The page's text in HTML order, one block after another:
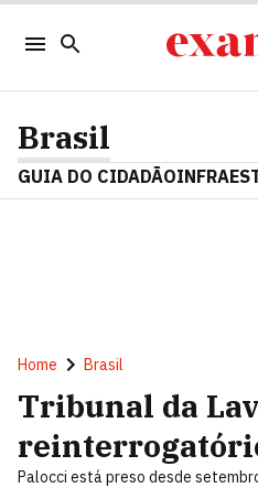
Brasil
GUIA DO CIDADÃO
Home Brasil
Tribunal da
Palocci está preso desde